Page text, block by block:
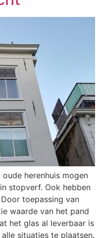
herenhuis mogen
stopverf. Ook hebben
toepassing van
waarde van het pand
het glas al leverbaar is
situaties te plaatsen.